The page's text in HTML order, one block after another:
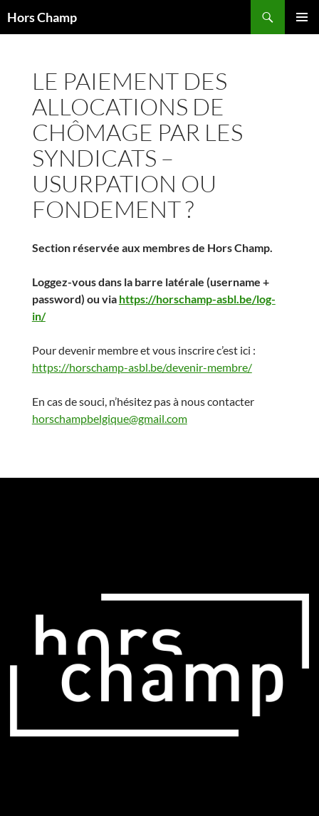
auHors Champ
LE PAIEMENT DES
ALLOCATIONS DE
CHÔMAGE PAR LES
SYNDICATS –
USURPATION OU
FONDEMENT ?
Section réservée aux membres de Hors Champ.
Loggez-vous dans la barre latérale (username +
password) ou via https://horschamp-asbl.be/log-
in/
Pour devenir membre et vous inscrire c’est ici :
https://horschamp-asbl.be/devenir-membre/
En cas de souci, n’hésitez pas à nous contacter
horschampbelgique@gmail.com